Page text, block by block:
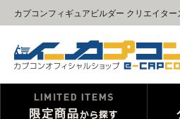
カプコンフィギュアビルダー クリエイター